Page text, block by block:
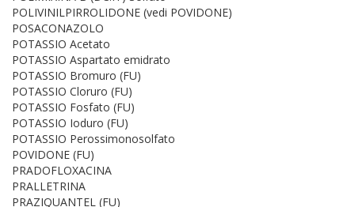
POLIVINILPIRROLIDONE (vedi POVIDONE)
POSACONAZOLO
POTASSIO Acetato
POTASSIO Aspartato emidrato
POTASSIO Bromuro (FU)
POTASSIO Cloruro (FU)
POTASSIO Fosfato (FU)
POTASSIO Ioduro (FU)
POTASSIO Perossimonosolfato
POVIDONE (FU)
PRADOFLOXACINA
PRALLETRINA
PRAZIQUANTEL (FU)